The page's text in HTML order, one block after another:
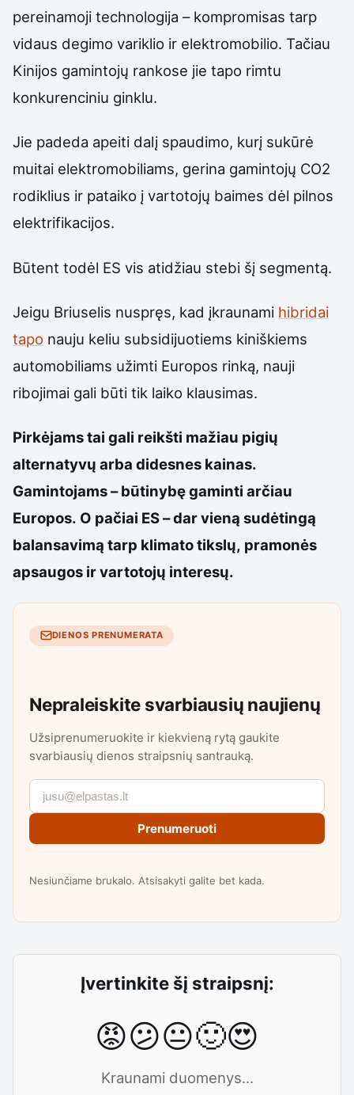
pereinamoji technologija – kompromisas tarp
vidaus degimo variklio ir elektromobilio. Tačiau
Kinijos gamintojų rankose jie tapo rimtu
konkurenciniu ginklu.
Jie padeda apeiti dalį spaudimo, kurį sukūrė
muitai elektromobiliams, gerina gamintojų CO2
rodiklius ir pataiko į vartotojų baimes dėl pilnos
elektrifikacijos.
Būtent todėl ES vis atidžiau stebi šį segmentą.
Jeigu Briuselis nuspręs, kad įkraunami hibridai
tapo nauju keliu subsidijuotiems kiniškiems
automobiliams užimti Europos rinką, nauji
ribojimai gali būti tik laiko klausimas.
Pirkėjams tai gali reikšti mažiau pigių
alternatyvų arba didesnes kainas.
Gamintojams – būtinybę gaminti arčiau
Europos. O pačiai ES – dar vieną sudėtingą
balansavimą tarp klimato tikslų, pramonės
apsaugos ir vartotojų interesų.
DIENOS PRENUMERATA
Nepraleiskite svarbiausių naujienų
Užsiprenumeruokite ir kiekvieną rytą gaukite
svarbiausių dienos straipsnių santrauką.
Prenumeruoti
Nesiunčiame brukalo. Atsisakyti galite bet kada.
Įvertinkite šį straipsnį:
😡😕😐🙂😍
Kraunami duomenys...